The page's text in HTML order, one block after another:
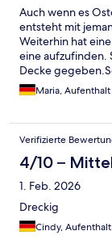
Auch wenn es
entsteht mit
Weiterhin hat
eine aufzufinden.
Decke
Maria,
Verifizierte
4/10 –
1. Feb. 2026
Dreckig
Cindy,